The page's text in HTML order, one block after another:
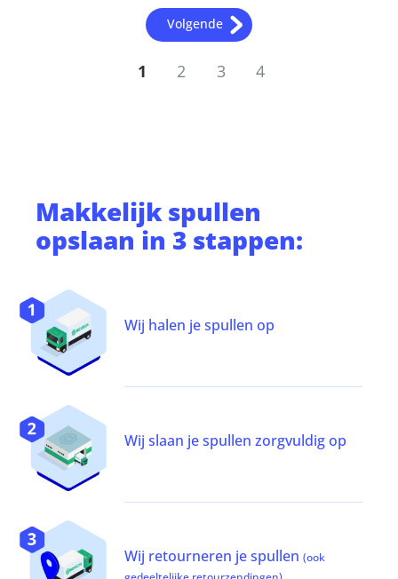
Volgende
1 2 3 4
Makkelijkspullen
opslaan in 3 stappen:
Wij halen je spullen op
Wij slaan je spullen zorgvuldig op
Wij retourneren je spullen (ook